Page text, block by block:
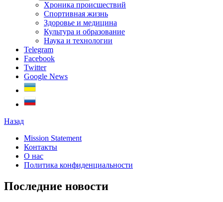
Хроника происшествий
Спортивная жизнь
Здоровье и медицина
Культура и образование
Наука и технологии
Telegram
Facebook
Twitter
Google News
Назад
Mission Statement
Контакты
О нас
Политика конфиденциальности
Последние новости